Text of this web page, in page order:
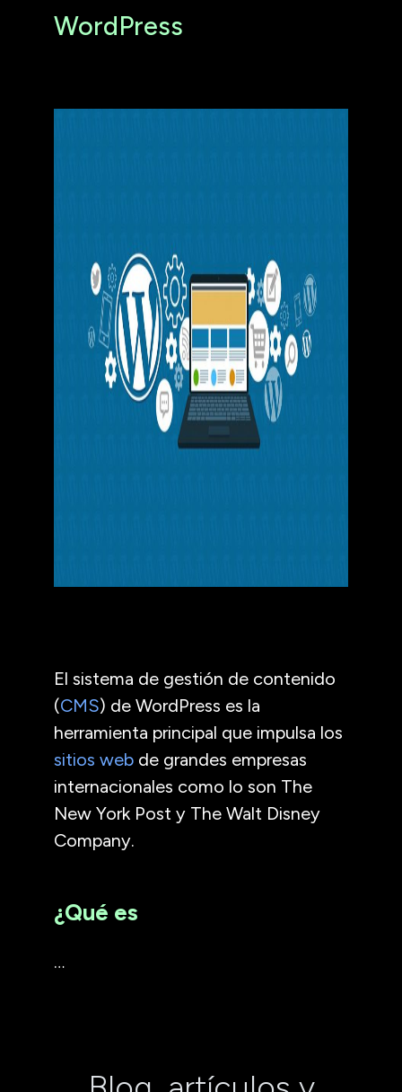
WordPress
El sistema de gestión de contenido
(CMS) de WordPress es la
herramienta principal que impulsa los
sitios web de grandes empresas
internacionales como lo son The
New York Post y The Walt Disney
Company.
¿Qué es
…